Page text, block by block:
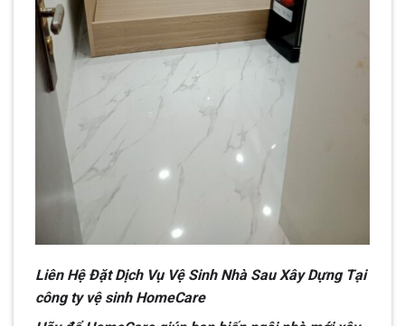
Liên Hệ Đặt Dịch Vụ Vệ Sinh Nhà Sau Xây Dựng Tại
công ty vệ sinh HomeCare